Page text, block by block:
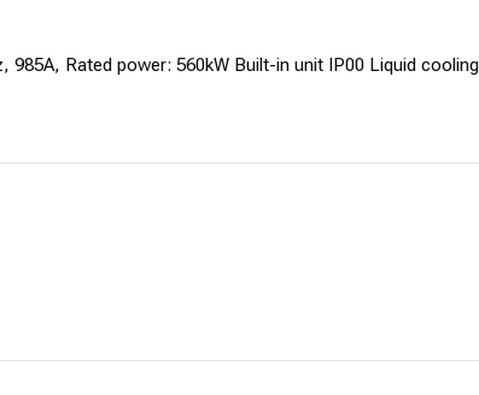
Rated power: 560kW Built-in unit IP00 Liquid cooling